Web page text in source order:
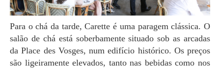
Para o chá da tarde, Carette é uma paragem clássica. O
salão de chá está soberba­mente situado sob as arcadas
da Place des Vosges, num edifício histórico. Os preços
são ligeiramente elevados, tanto nas bebidas como nos